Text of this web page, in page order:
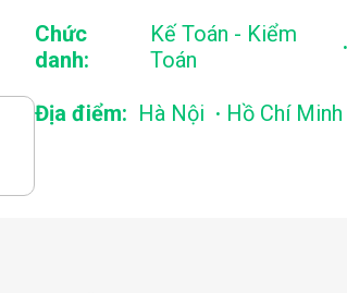
Chức
danh:
Kế Toán - Kiểm
Toán
.
Địa điểm: Hà Nội . Hồ Chí Minh